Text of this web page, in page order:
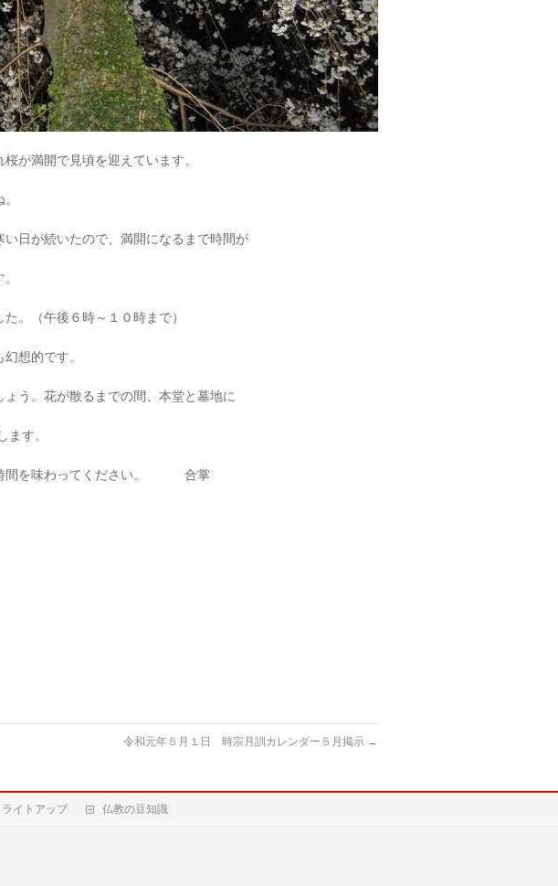
が満開で見頃を迎えています。
日が続いたので、満開になるまで時間が
。（午後６時～１０時まで）
想的です。
う。花が散るまでの間、本堂と墓地に
す。
時間を味わってください。 合掌
令和元年５月１日 時宗月訓カレンダー５月掲示 →
イトアップ 仏教の豆知識